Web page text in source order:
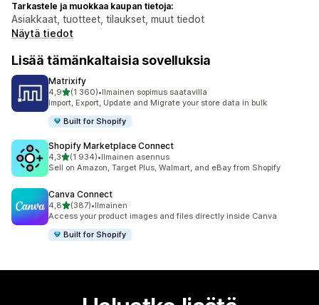
Tarkastele ja muokkaa kaupan tietoja:
Asiakkaat, tuotteet, tilaukset, muut tiedot
Näytä tiedot
Lisää tämänkaltaisia sovelluksia
Matrixify
4,9/ 5 tähteä
(1 360)
1360 arvostelua yhteensä
•Ilmainen sopimus saatavilla
Import, Export, Update and Migrate your store data in bulk
Built for Shopify
Shopify Marketplace Connect
4,3/ 5 tähteä
(1 934)
1934 arvostelua yhteensä
•Ilmainen asennus
Sell on Amazon, Target Plus, Walmart, and eBay from Shopify
Canva Connect
4,8/ 5 tähteä
(387)
387 arvostelua yhteensä
•Ilmainen
Access your product images and files directly inside Canva
Built for Shopify